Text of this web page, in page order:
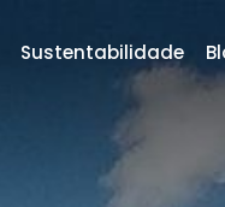
Sustentabilidade